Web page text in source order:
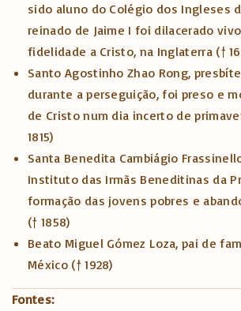
sido aluno do Colégio dos Ingleses
reinado de Jaime I foi dilacerado
fidelidade a Cristo, na Inglaterra (†
Santo Agostinho Zhao Rong,
durante a perseguição, foi preso e
de Cristo num dia incerto de
1815)
Santa Benedita Cambiágio
Instituto das Irmãs Beneditinas da
formação das jovens pobres e
(† 1858)
Beato Miguel Gómez Loza, pai de
México († 1928)
Fontes: